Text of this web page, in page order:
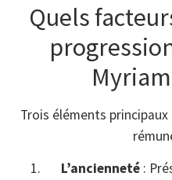
Quels
Trois éléments
L’ancienneté: